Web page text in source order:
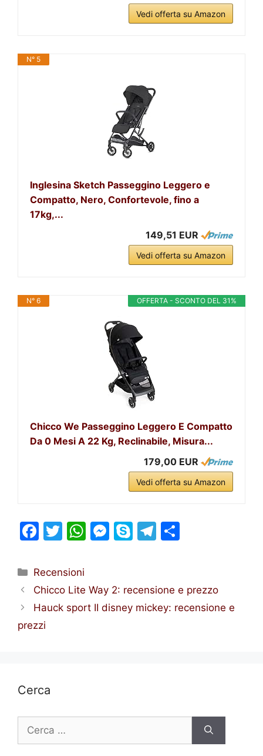
Vedi offerta su Amazon
N° 5
Inglesina Sketch Passeggino Leggero e
Compatto, Nero, Confortevole, fino a
17kg,...
149,51 EUR
Vedi offerta su Amazon
OFFERTA - SCONTO DEL 31%
N° 6
Chicco We Passeggino Leggero E Compatto
Da 0 Mesi A 22 Kg, Reclinabile, Misura...
179,00 EUR
Vedi offerta su Amazon
F
c
e
b
o
T
itt
er
W
s
A
M
s
e
S
p
e
T
gr
a
e
Categorie
Recensioni
Chicco Lite Way 2: recensione e prezzo
Hauck sport II disney mickey: recensione e
prezzi
Cerca
Ricerca